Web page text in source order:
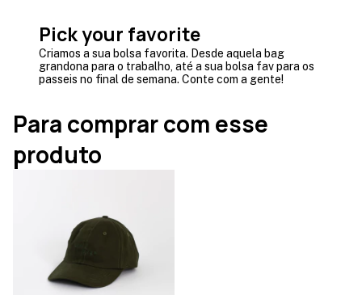
Pick your favorite
Criamos a sua bolsa favorita. Desde aquela bag
grandona para o trabalho, até a sua bolsa fav para os
passeis no final de semana. Conte com a gente!
Para comprar com esse
produto